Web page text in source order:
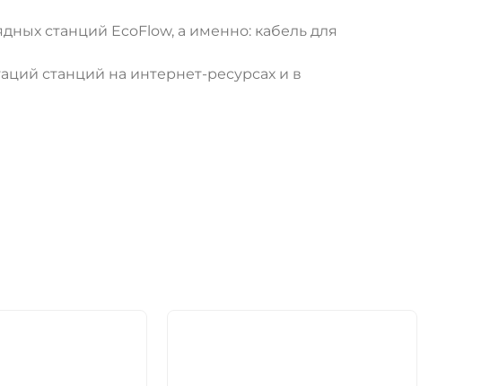
станций EcoFlow, а именно: кабель для
станций на интернет-ресурсах и в